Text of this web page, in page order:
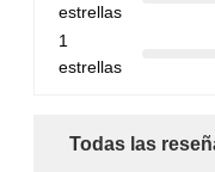
estrellas
1
estrellas
Todas las